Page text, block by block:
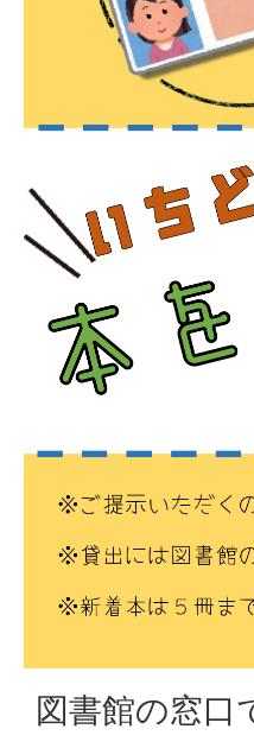
図書館の窓口